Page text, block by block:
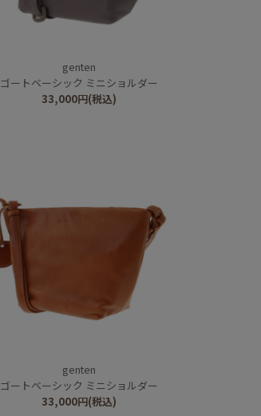
genten
ゴートベーシック ミニショルダー
33,000円(税込)
genten
ゴートベーシック ミニショルダー
33,000円(税込)